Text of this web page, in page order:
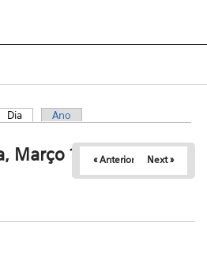
Dia (aba ativa)
Ano
Março 10, 2026
« Anterior Next »